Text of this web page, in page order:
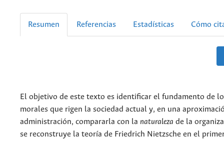
Resumen Referencias Estadísticas Cómo
El objetivo de este texto es identificar el fundamento de
morales que rigen la sociedad actual y, en una
administración, compararla con la naturaleza de la
se reconstruye la teoría de Friedrich Nietzsche en el